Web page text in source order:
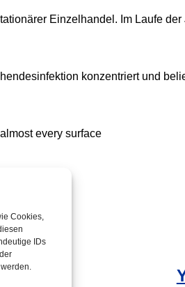
Cookies,
IDs
Einzelhandel. Im Laufe
konzentriert und
every surface